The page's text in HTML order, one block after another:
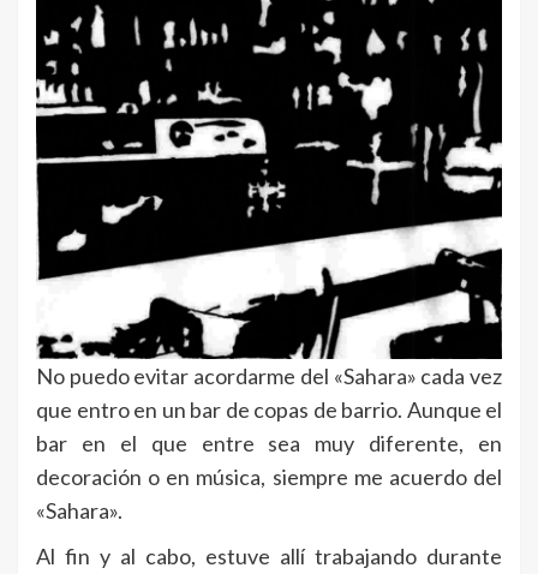
No puedo evitar acordarme del «Sahara» cada vez
que entro en un bar de copas de barrio. Aunque el
bar en el que entre sea muy diferente, en
decoración o en música, siempre me acuerdo del
«Sahara».
Al fin y al cabo, estuve allí trabajando durante